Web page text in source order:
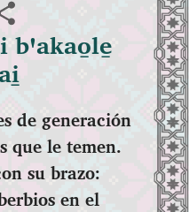
bꞌakao̱le̱
de generación
que le temen.
su brazo:
en el